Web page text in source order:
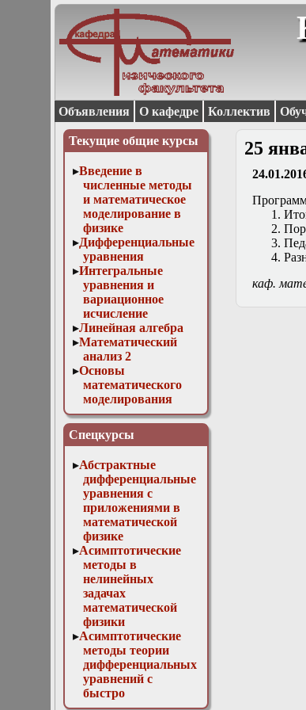
Объявления О кафедре Коллектив
Текущие общие курсы
Введение в
численные методы
и математическое
моделирование в
физике
Дифференциальные
уравнения
Интегральные
уравнения и
вариационное
исчисление
Линейная алгебра
Математический
анализ 2
Основы
математического
моделирования
Численные методы
в физике
Спецкурсы
Абстрактные
дифференциальные
уравнения с
приложениями в
математической
физике
Асимптотические
методы в
нелинейных
задачах
математической
физики
Асимптотические
методы теории
дифференциальных
уравнений с
быстро
осциллирующими
25
каф.